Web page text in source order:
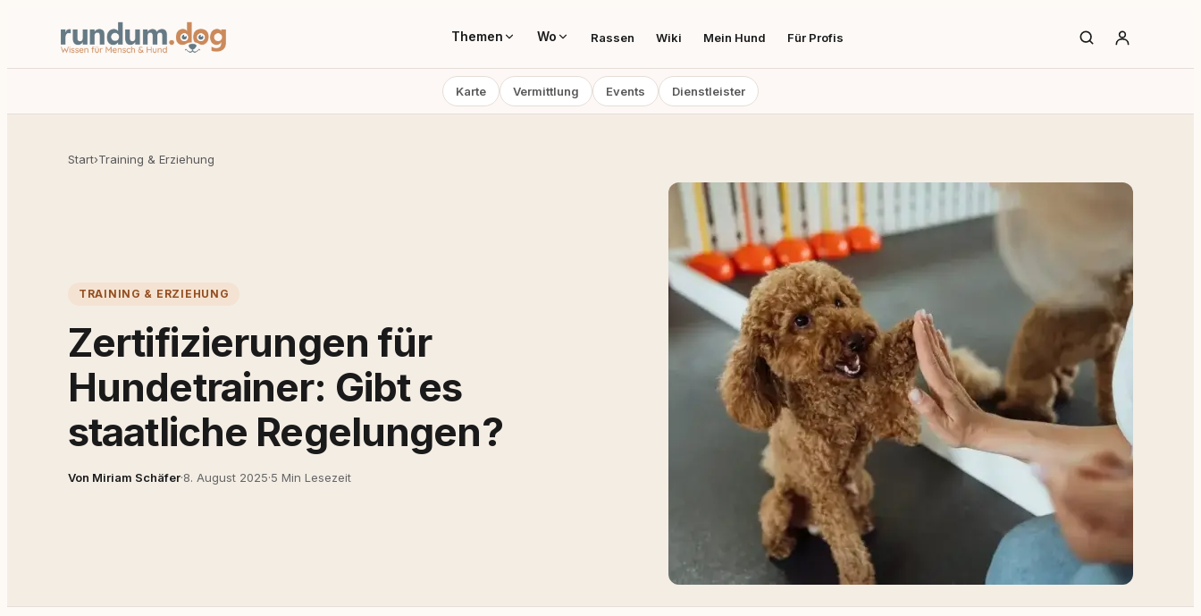
Themen Wo Rassen Wiki Mein Hund Für Profis
Karte Vermittlung Events Dienstleister
Start›Training & Erziehung
TRAINING & ERZIEHUNG
Zertifizierungen für
Hundetrainer: Gibt es
staatliche Regelungen?
Von Miriam Schäfer·8. August 2025·5 Min Lesezeit